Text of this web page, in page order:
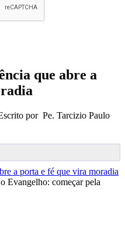
que abre a
por Pe. Tarcizio Paulo
Evangelho: começar pela